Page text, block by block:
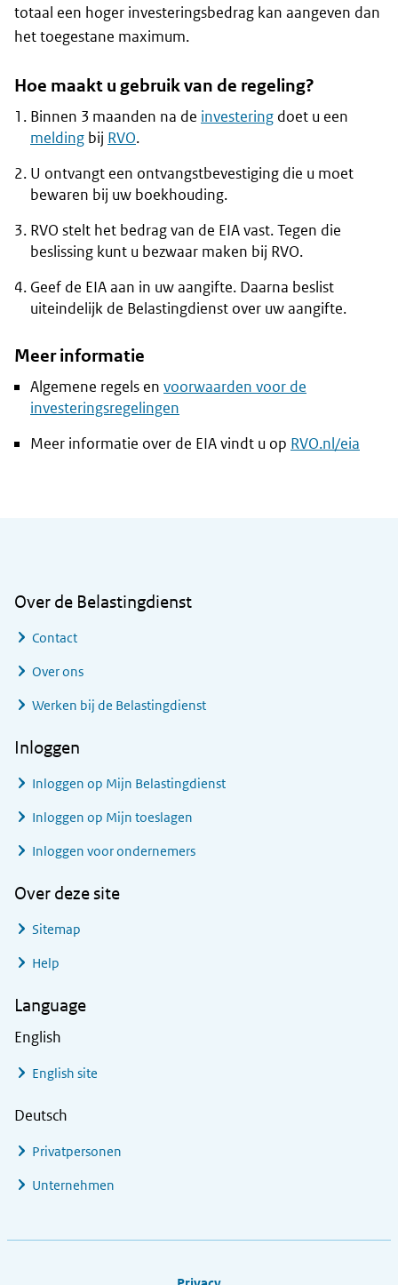
totaal een hoger investeringsbedrag kan aangeven dan
het toegestane maximum.
Hoe maakt u gebruik van de regeling?
Binnen 3 maanden na de investering doet u een
melding bij RVO.
U ontvangt een ontvangstbevestiging die u moet
bewaren bij uw boekhouding.
RVO stelt het bedrag van de EIA vast. Tegen die
beslissing kunt u bezwaar maken bij RVO.
Geef de EIA aan in uw aangifte. Daarna beslist
uiteindelijk de Belastingdienst over uw aangifte.
Meer informatie
Algemene regels en voorwaarden voor de
investeringsregelingen
Meer informatie over de EIA vindt u op RVO.nl/eia
Over de Belastingdienst
Contact
Over ons
Werken bij de Belastingdienst
Inloggen
Inloggen op Mijn Belastingdienst
Inloggen op Mijn toeslagen
Inloggen voor ondernemers
Over deze site
Sitemap
Help
Language
English
English site
Deutsch
Privatpersonen
Unternehmen